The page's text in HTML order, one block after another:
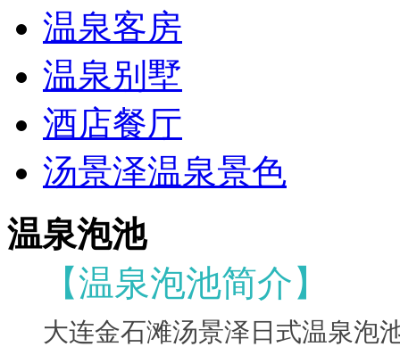
温泉客房
温泉别墅
酒店餐厅
汤景泽温泉景色
温泉泡池
【温泉泡池简介】
大连金石滩汤景泽日式温泉泡